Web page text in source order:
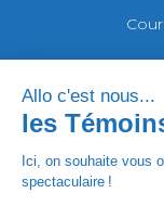
Tous droits